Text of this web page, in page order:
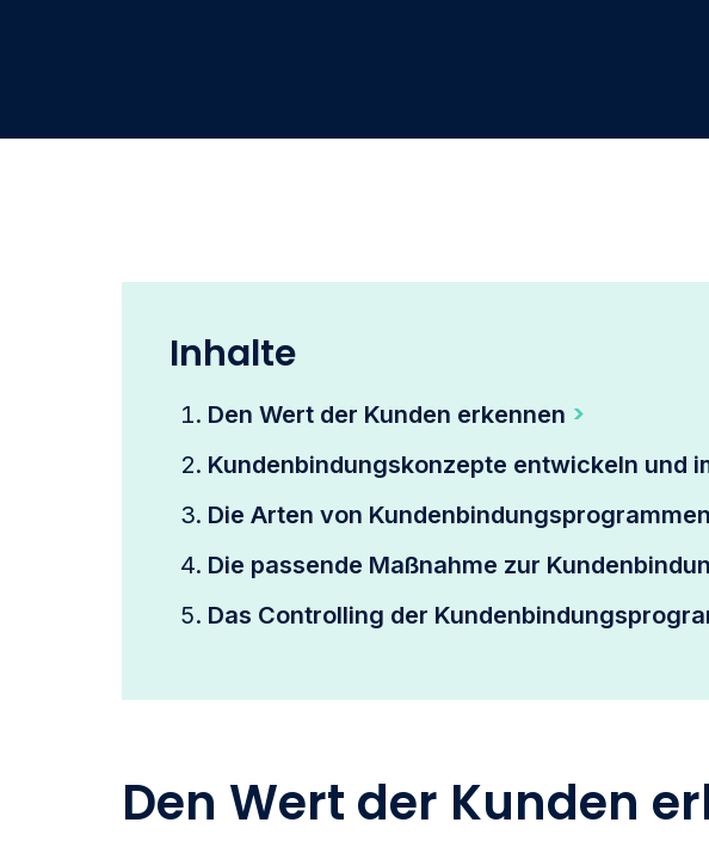
Inhalte
Den Wert der Kunden erkennen
Kundenbindungskonzepte entwickeln und
Die Arten von Kundenbindungsprogrammen
Die passende Maßnahme zur
Das Controlling der
Den Wert der Kunden